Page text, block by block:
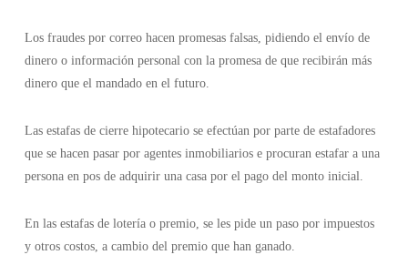
Los fraudes por correo hacen promesas falsas, pidiendo el envío de
dinero o información personal con la promesa de que recibirán más
dinero que el mandado en el futuro.
Las estafas de cierre hipotecario se efectúan por parte de estafadores
que se hacen pasar por agentes inmobiliarios e procuran estafar a una
persona en pos de adquirir una casa por el pago del monto inicial.
En las estafas de lotería o premio, se les pide un paso por impuestos
y otros costos, a cambio del premio que han ganado.